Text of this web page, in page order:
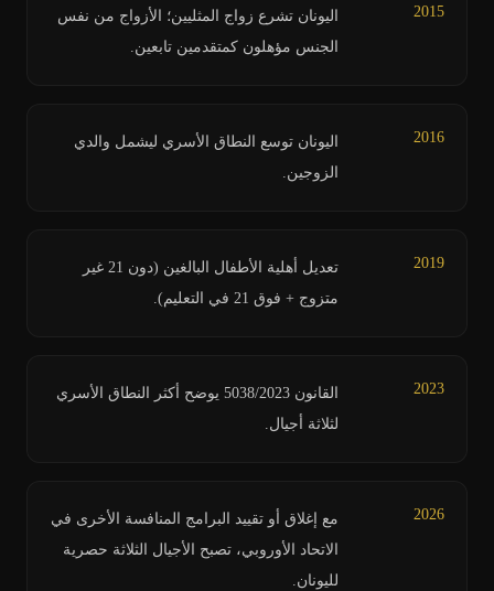
2015
اليونان تشرع زواج المثليين؛ الأزواج من نفس
الجنس مؤهلون كمتقدمين تابعين.
2016
اليونان توسع النطاق الأسري ليشمل والدي
الزوجين.
2019
تعديل أهلية الأطفال البالغين (دون 21 غير
متزوج + فوق 21 في التعليم).
2023
القانون 5038/2023 يوضح أكثر النطاق الأسري
لثلاثة أجيال.
2026
مع إغلاق أو تقييد البرامج المنافسة الأخرى في
الاتحاد الأوروبي، تصبح الأجيال الثلاثة حصرية
لليونان.